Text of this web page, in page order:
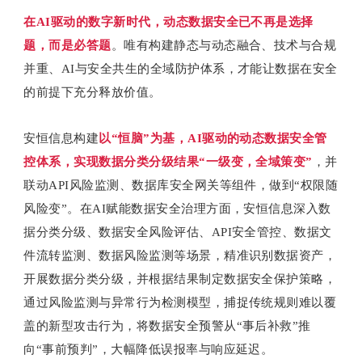
在AI驱动的数字新时代，动态数据安全已不再是选择
题，而是必答题。唯有构建静态与动态融合、技术与合规
并重、AI与安全共生的全域防护体系，才能让数据在安全
的前提下充分释放价值。
安恒信息构建以“恒脑”为基，AI驱动的动态数据安全管
控体系，实现数据分类分级结果“一级变，全域策变” ，并
联动API风险监测、数据库安全网关等组件，做到“权限随
风险变”。在AI赋能数据安全治理方面，安恒信息深入数
据分类分级、数据安全风险评估、API安全管控、数据文
件流转监测、数据风险监测等场景，精准识别数据资产，
开展数据分类分级，并根据结果制定数据安全保护策略，
通过风险监测与异常行为检测模型，捕捉传统规则难以覆
盖的新型攻击行为，将数据安全预警从“事后补救”推
向“事前预判”，大幅降低误报率与响应延迟。